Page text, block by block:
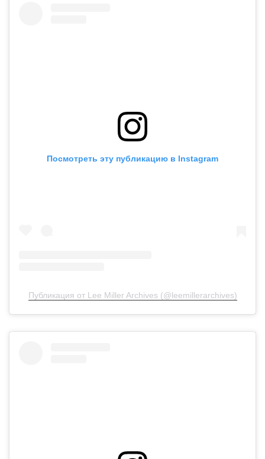
Посмотреть эту публикацию в Instagram
Публикация от Lee Miller Archives (@leemillerarchives)